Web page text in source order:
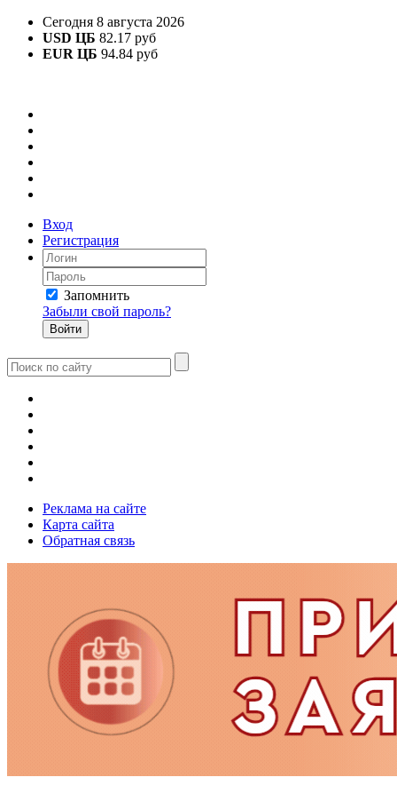
Сегодня 8 августа 2026
USD ЦБ 82.17 руб
EUR ЦБ 94.84 руб
Вход
Регистрация
Запомнить
Забыли свой пароль?
Реклама на сайте
Карта сайта
Обратная связь